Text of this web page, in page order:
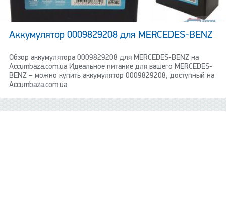
Аккумулятор 0009829208 для MERCEDES-BENZ
Обзор аккумулятора 0009829208 для MERCEDES-BENZ на
Accumbaza.com.ua Идеальное питание для вашего MERCEDES-
BENZ – можно купить аккумулятор 0009829208, доступный на
Accumbaza.com.ua.